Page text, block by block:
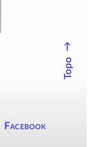
↑
Topo
Facebook